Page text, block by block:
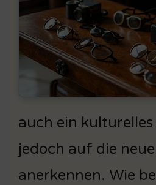
auch ein
jedoch auf die
anerkennen. Wie